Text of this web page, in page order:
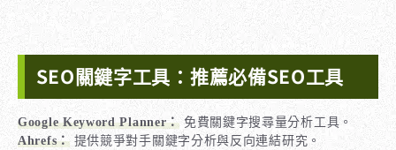
SEO關鍵字工具：推薦必備SEO工具
Google Keyword Planner： 免費關鍵字搜尋量分析工具。
Ahrefs：提供競爭對手關鍵字分析與反向連結研究。